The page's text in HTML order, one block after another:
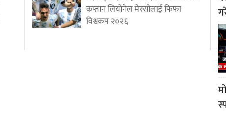
कप्तान लियोनेल मेस्सीलाई फिफा
विश्वकप २०२६